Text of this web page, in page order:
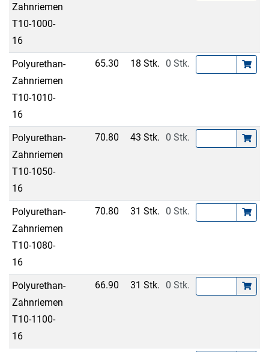
Zahnriemen
T10-1000-
16
Polyurethan-
Zahnriemen
T10-1010-
16
65.30 18 Stk. 0 Stk.
Polyurethan-
Zahnriemen
T10-1050-
16
70.80 43 Stk. 0 Stk.
Polyurethan-
Zahnriemen
T10-1080-
16
70.80 31 Stk. 0 Stk.
Polyurethan-
Zahnriemen
T10-1100-
16
66.90 31 Stk. 0 Stk.